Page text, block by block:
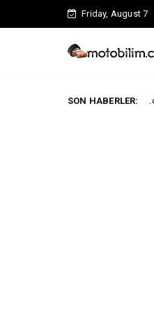
Friday, August 7
SON HABERLER:
Başlayan Ağustos Fiyatlarını